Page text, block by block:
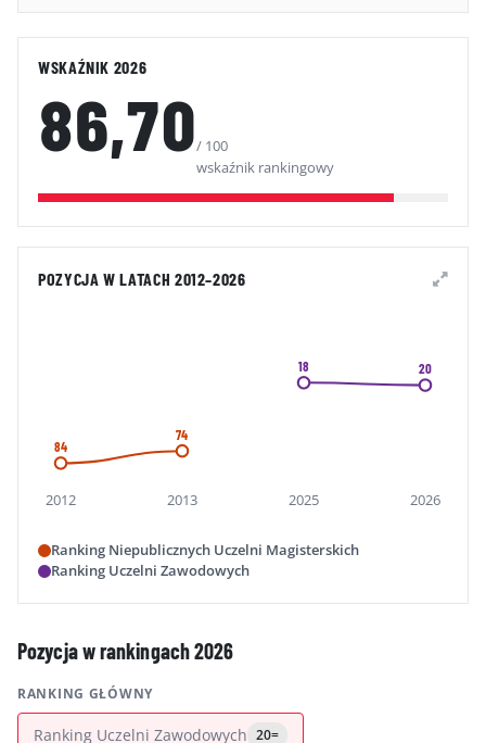
WSKAŹNIK 2026
86,70/ 100
wskaźnik rankingowy
POZYCJA W LATACH 2012–2026
2012 2013 2025 2026
84
74
18 20
Ranking Niepublicznych Uczelni Magisterskich
Ranking Uczelni Zawodowych
Pozycja w rankingach 2026
RANKING GŁÓWNY
Ranking Uczelni Zawodowych 20=